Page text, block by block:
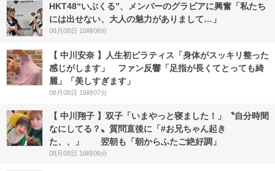
HKT48“いぶくる”、メンバーのグラビアに興奮「私たち
には出せない、大人の魅力がありまして…」
08月08日 16時08分
【 中川安奈 】人生初ピラティス「身体がスッキリ整った
感じがします」 ファン反響「足指が長くてとっても綺
麗」「美しすぎます」
08月08日 16時07分
【 中川翔子 】双子「いまやっと寝ました！」〝自分時間
なにしてる？〟質問直後に「#お兄ちゃん起き
た、、」 翌朝も「朝からふたご絶好調」
08月08日 16時06分